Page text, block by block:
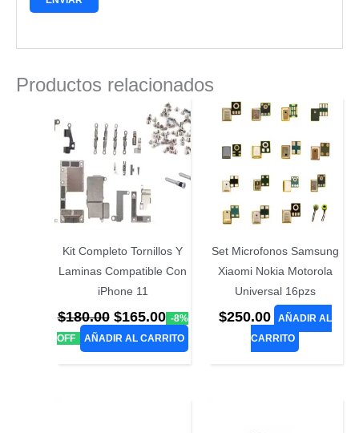
Productos relacionados
Kit Completo Tornillos Y
Laminas Compatible Con
iPhone 11
$180.00 El
precio
original
$165.00El
precio
actual
-8%
OFF
AÑADIR AL CARRITO
Set Microfonos Samsung
Xiaomi Nokia Motorola
Universal 16pzs
$250.00
AÑADIR AL
CARRITO